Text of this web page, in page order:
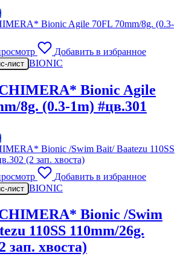
Добавить в избранное
лист BIONIC
Bionic Agile
8g. (0.3-1m) #цв.301
Добавить в избранное
лист BIONIC
Bionic /Swim
110SS 110mm/26g.
зап. хвоста)